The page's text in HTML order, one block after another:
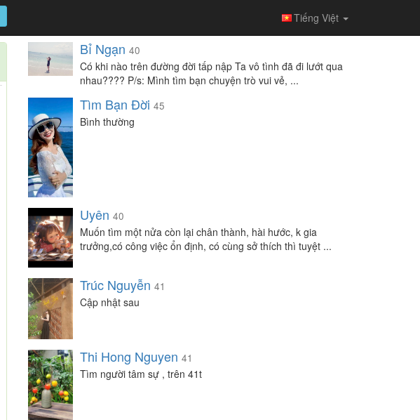
Tiếng Việt
Bỉ Ngạn 40
Có khi nào trên đường đời tấp nập Ta vô tình đã đi lướt qua
nhau???? P/s: Mình tìm bạn chuyện trò vui vẻ, ...
Tìm Bạn Đời 45
Bình thường
Uyên 40
Muốn tìm một nửa còn lại chân thành, hài hước, k gia
trưởng,có công việc ổn định, có cùng sở thích thì tuyệt ...
Trúc Nguyễn 41
Cập nhật sau
Thi Hong Nguyen 41
Tìm người tâm sự , trên 41t